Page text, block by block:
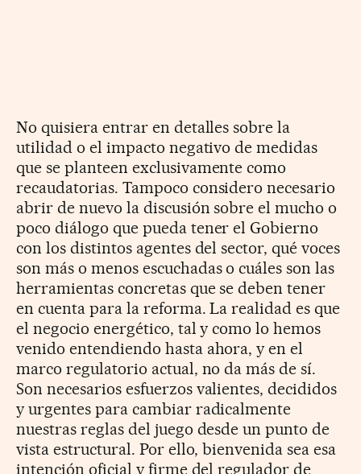
No quisiera entrar en detalles sobre la
utilidad o el impacto negativo de medidas
que se planteen exclusivamente como
recaudatorias. Tampoco considero necesario
abrir de nuevo la discusión sobre el mucho o
poco diálogo que pueda tener el Gobierno
con los distintos agentes del sector, qué voces
son más o menos escuchadas o cuáles son las
herramientas concretas que se deben tener
en cuenta para la reforma. La realidad es que
el negocio energético, tal y como lo hemos
venido entendiendo hasta ahora, y en el
marco regulatorio actual, no da más de sí.
Son necesarios esfuerzos valientes, decididos
y urgentes para cambiar radicalmente
nuestras reglas del juego desde un punto de
vista estructural. Por ello, bienvenida sea esa
intención oficial y firme del regulador de